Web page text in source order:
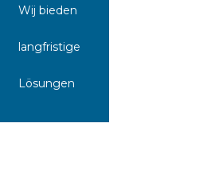
Wij bieden
langfristige
Lösungen